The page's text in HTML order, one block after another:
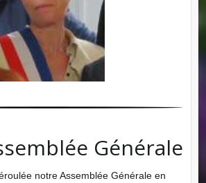
Générale
notre Assemblée Générale en